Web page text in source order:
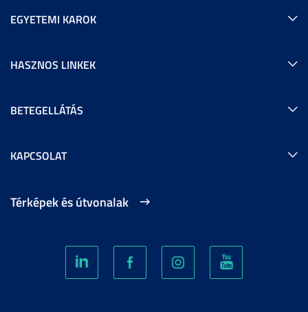
EGYETEMI KAROK
HASZNOS LINKEK
BETEGELLÁTÁS
KAPCSOLAT
Térképek és útvonalak